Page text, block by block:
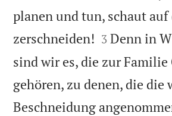
planen und tun, schaut auf
zerschneiden! 

3 Denn in
sind wir es, die zur Familie
gehören, zu denen, die die
Beschneidung